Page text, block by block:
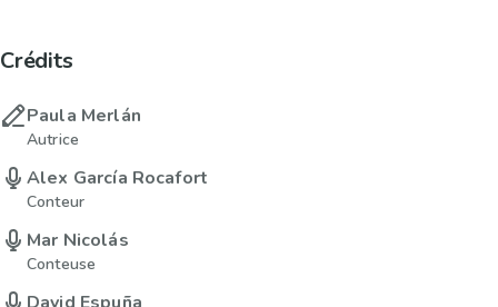
Crédits
Paula Merlán
Autrice
Alex García Rocafort
Conteur
Mar Nicolás
Conteuse